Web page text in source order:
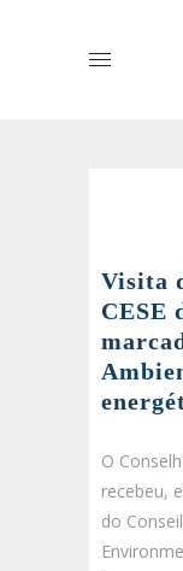
Visita
CESE
O
recebeu,
do